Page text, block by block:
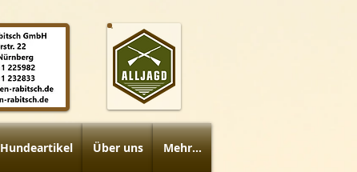
Hundeartikel Über uns Mehr...